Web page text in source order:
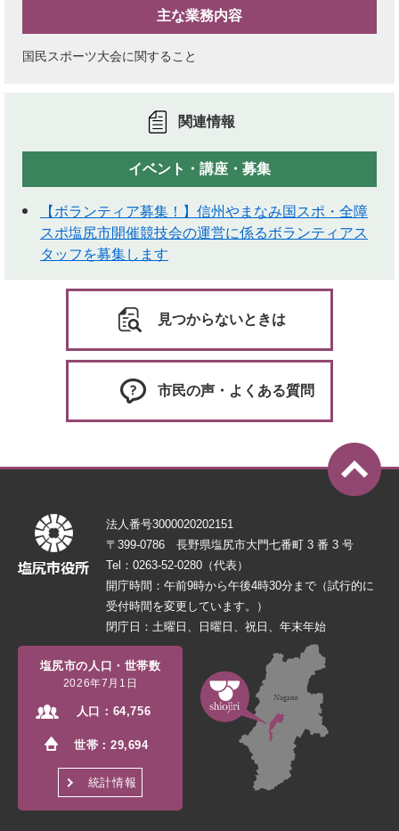
主な業務内容
国民スポーツ大会に関すること
関連情報
イベント・講座・募集
【ボランティア募集！】信州やまなみ国スポ・全障
スポ塩尻市開催競技会の運営に係るボランティアス
タッフを募集します
見つからないときは
市民の声・よくある質問
法人番号3000020202151
〒399-0786 長野県塩尻市大門七番町 3 番 3 号
Tel：0263-52-0280（代表）
開庁時間：午前9時から午後4時30分まで（試行的に
受付時間を変更しています。）
閉庁日：土曜日、日曜日、祝日、年末年始
塩尻市の人口・世帯数
2026年7月1日
人口： 64,756
世帯：29,694
統計情報